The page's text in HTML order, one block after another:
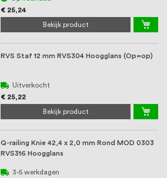
€ 25,24
Bekijk product
RVS Staf 12 mm RVS304 Hoogglans (Op=op)
Uitverkocht
€ 25,22
Bekijk product
Q-railing Knie 42,4 x 2,0 mm Rond MOD 0303
RVS316 Hoogglans
3-5 werkdagen